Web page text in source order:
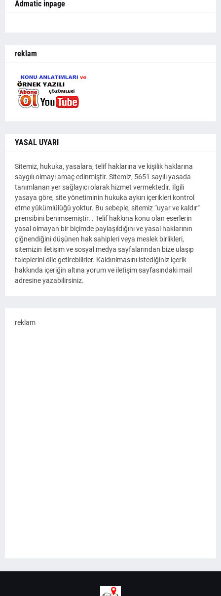
Admatic inpage
reklam
YASAL UYARI
Sitemiz, hukuka, yasalara, telif haklarına ve kişilik haklarına
saygılı olmayı amaç edinmiştir. Sitemiz, 5651 sayılı yasada
tanımlanan yer sağlayıcı olarak hizmet vermektedir. İlgili
yasaya göre, site yönetiminin hukuka aykırı içerikleri kontrol
etme yükümlülüğü yoktur. Bu sebeple, sitemiz “uyar ve kaldır”
prensibini benimsemiştir. . Telif hakkına konu olan eserlerin
yasal olmayan bir biçimde paylaşıldığını ve yasal haklarının
çiğnendiğini düşünen hak sahipleri veya meslek birlikleri,
sitemizin iletişim ve sosyal medya sayfalarından bize ulaşıp
taleplerini dile getirebilirler. Kaldırılmasını istediğiniz içerik
hakkında içeriğin altına yorum ve iletişim sayfasındaki mail
adresine yazabilirsiniz.
reklam